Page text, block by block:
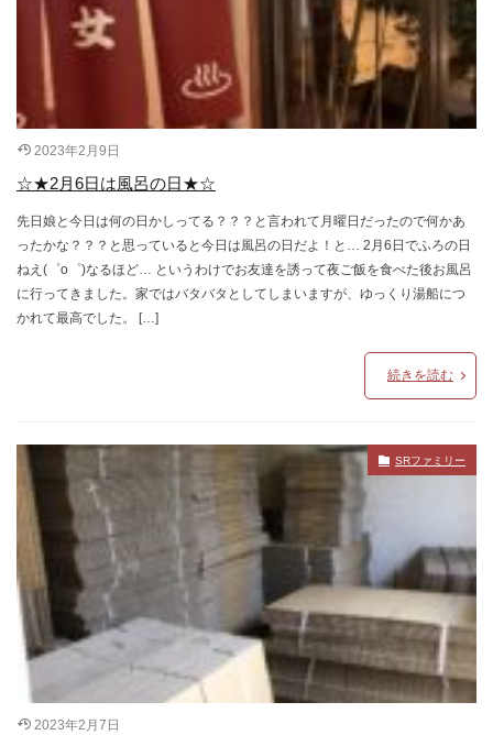
2023年2月9日
☆★2月6日は風呂の日★☆
先日娘と今日は何の日かしってる？？？と言われて月曜日だったので何かあ
ったかな？？？と思っていると今日は風呂の日だよ！と… 2月6日でふろの日
ねえ(゜o゜)なるほど… というわけでお友達を誘って夜ご飯を食べた後お風呂
に行ってきました。家ではバタバタとしてしまいますが、ゆっくり湯船につ
かれて最高でした。 […]
続きを読む
SRファミリー
2023年2月7日